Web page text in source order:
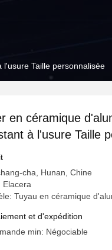
Taille personnalisée
en céramique
à l'usure Taille
cha, Hunan, Chine
Elacera
Tuyau en céramique
et d'expédition
min: Négociable